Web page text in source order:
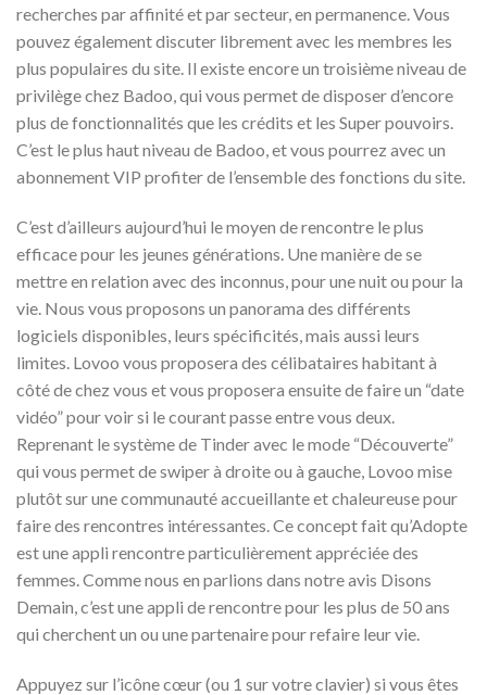
recherches par affinité et par secteur, en permanence. Vous
pouvez également discuter librement avec les membres les
plus populaires du site. Il existe encore un troisième niveau de
privilège chez Badoo, qui vous permet de disposer d’encore
plus de fonctionnalités que les crédits et les Super pouvoirs.
C’est le plus haut niveau de Badoo, et vous pourrez avec un
abonnement VIP profiter de l’ensemble des fonctions du site.
C’est d’ailleurs aujourd’hui le moyen de rencontre le plus
efficace pour les jeunes générations. Une manière de se
mettre en relation avec des inconnus, pour une nuit ou pour la
vie. Nous vous proposons un panorama des différents
logiciels disponibles, leurs spécificités, mais aussi leurs
limites. Lovoo vous proposera des célibataires habitant à
côté de chez vous et vous proposera ensuite de faire un “date
vidéo” pour voir si le courant passe entre vous deux.
Reprenant le système de Tinder avec le mode “Découverte”
qui vous permet de swiper à droite ou à gauche, Lovoo mise
plutôt sur une communauté accueillante et chaleureuse pour
faire des rencontres intéressantes. Ce concept fait qu’Adopte
est une appli rencontre particulièrement appréciée des
femmes. Comme nous en parlions dans notre avis Disons
Demain, c’est une appli de rencontre pour les plus de 50 ans
qui cherchent un ou une partenaire pour refaire leur vie.
Appuyez sur l’icône cœur (ou 1 sur votre clavier) si vous êtes